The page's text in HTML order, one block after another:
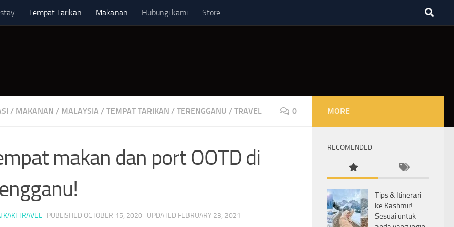
Tempat Tarikan Makanan Hubungi kami Store
/ MAKANAN / MALAYSIA / TEMPAT TARIKAN / TERENGGANU / TRAVEL 0
makan dan port OOTD di
KAKI TRAVEL · PUBLISHED OCTOBER 15, 2020 · UPDATED FEBRUARY 23, 2021
MORE
RECOMENDED
Tips & Itinerari
ke Kashmir!
Sesuai untuk